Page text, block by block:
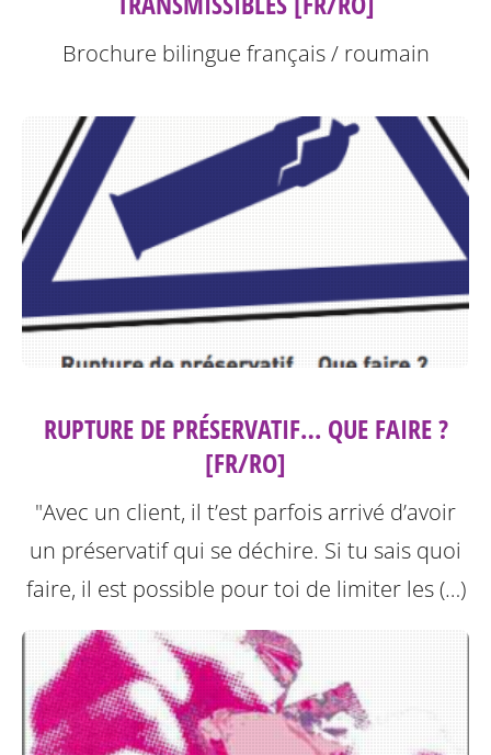
Brochure bilingue français / roumain
RUPTURE DE PRÉSERVATIF… QUE FAIRE ?
[FR/RO]
"Avec un client, il t’est parfois arrivé d’avoir
un préservatif qui se déchire. Si tu sais quoi
faire, il est possible pour toi de limiter les (…)